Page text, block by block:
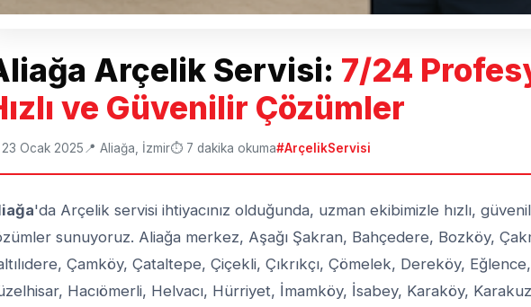
Arçelik Servisi: 7/24
ve Güvenilir Çözümler
23 Ocak 2025 📍 Aliağa, İzmir⏱️ 7 dakika okuma#ArçelikServisi
'da Arçelik servisi ihtiyacınız olduğunda, uzman ekibimizle hızlı,
sunuyoruz. Aliağa merkez, Aşağı Şakran, Bahçedere, Bozköy,
Çamköy, Çataltepe, Çiçekli, Çıkrıkçı, Çömelek, Dereköy,
Hacıömerli, Helvacı, Hürriyet, İmamköy, İsabey, Karaköy,